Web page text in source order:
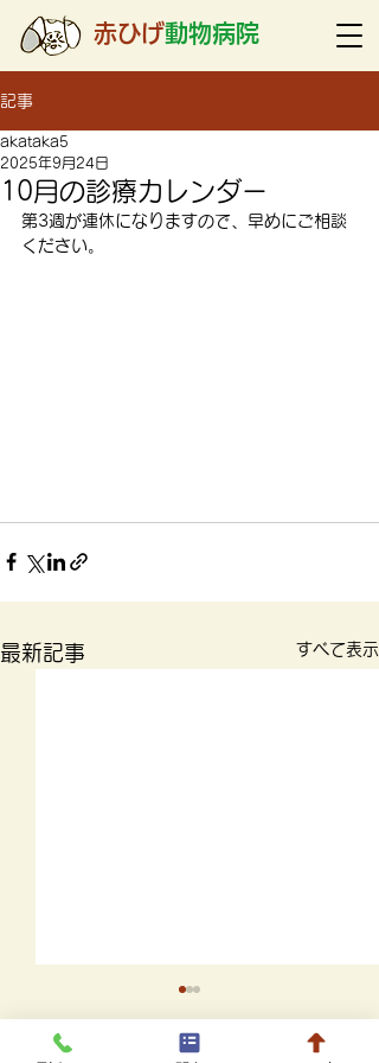
赤ひげ動物病院
記事
10月の診療カレンダー
akataka5
2025年9月24日
第3週が連休になりますので、早めにご相談
ください。
最新記事 すべて表示
8月20日までの駐車場に
ついて